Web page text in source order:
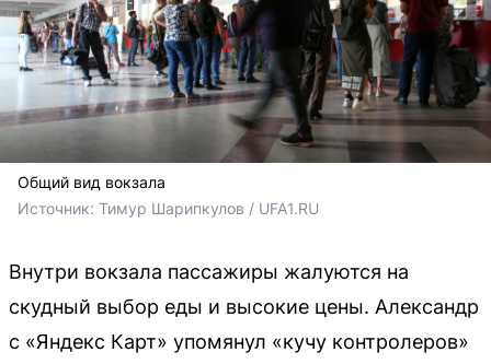
Общий вид вокзала
Источник: Тимур Шарипкулов / UFA1.RU
Внутри вокзала пассажиры жалуются на
скудный выбор еды и высокие цены. Александр
с «Яндекс Карт» упомянул «кучу контролеров»